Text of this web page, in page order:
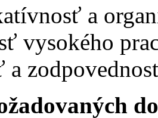
a
vysokého
a